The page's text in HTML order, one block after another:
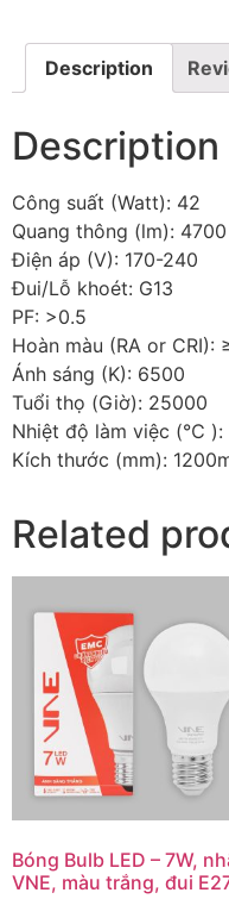
Description
Description
Công suất (Watt): 42
Quang thông (lm): 4700
Điện áp (V): 170-240
Đui/Lỗ khoét: G13
PF: >0.5
Hoàn màu (RA or CRI):
Ánh sáng (K): 6500
Tuổi thọ (Giờ): 25000
Nhiệt độ làm việc (℃
Kích thước (mm):
Related
Bóng Bulb LED – 7W,
VNE, màu trắng, đui